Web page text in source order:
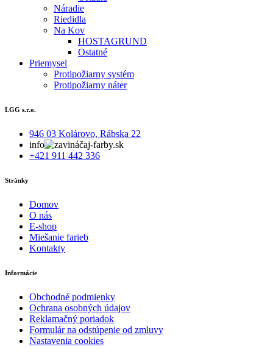
Náradie
Riedidla
Na Kov
HOSTAGRUND
Ostatné
Priemysel
Protipožiarny systém
Protipožiarny náter
LGG s.r.o.
946 03 Kolárovo, Rábska 22
info
aj-farby.sk
+421 911 442 336
Stránky
Domov
O nás
E-shop
Miešanie farieb
Kontakty
Informácie
Obchodné podmienky
Ochrana osobných údajov
Reklamačný poriadok
Formulár na odstúpenie od zmluvy
Nastavenia cookies